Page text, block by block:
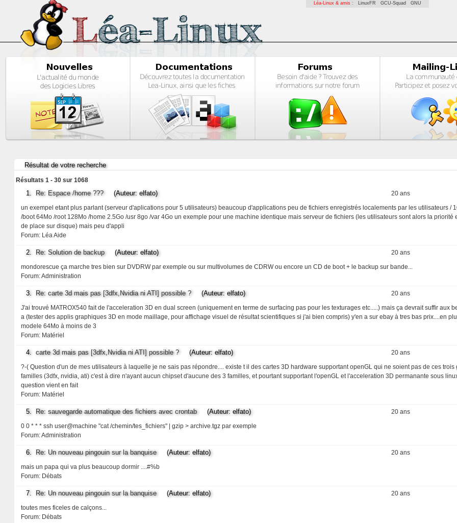
Léa-Linux & amis : LinuxFR GCU-Squad GNU
Résultat de votre recherche
Résultats 1 - 30 sur 1068
20 ans
1. Re: Espace /home ???(Auteur: elfato)
un exempel etant plus parlant (serveur d'aplications pour 5 utilisateurs) beaucoup d'applications peu de fichiers enregistrés localements par les utilisateurs /
/boot 64Mo /root 128Mo /home 2.5Go /usr 8go /var 4Go un exemple pour une machine identique mais serveur de fichiers (les utilisateurs sont alors la priorité
de place sur disque) mais peu d'appli
Forum: Léa Aide
20 ans
2. Re: Solution de backup(Auteur: elfato)
mondorescue ça marche tres bien sur DVDRW par exemple ou sur multivolumes de CDRW ou encore un CD de boot + le backup sur bande...
Forum:Administration
20 ans
3. Re: carte 3d mais pas [3dfx,Nvidia ni ATI] possible ?(Auteur: elfato)
J'ai trouvé MATROX540 fait de l'acceleration 3D en dual screen (uniquement en terme de surfacing pas pour les texturages etc.....) mais ça devrait suffir aux
a (tester des applis graphiques 3D en mode maillage, pour affichage visuel de résultat scientifiques si j'ai bien compris) y'en a sur ebay à tres bas prix....en
modele 64Mo à moins de 3
Forum: Matériel
20 ans
4. carte 3d mais pas [3dfx,Nvidia ni ATI] possible ?(Auteur: elfato)
?-( Question d'un de mes utilisateurs à laquelle je ne sais pas répondre.... existe t il des cartes 3D hardware supportant openGL qui ne soient pas de ces trois
familles (3dfx, nvidia, ati) c'est à dire n'ayant aucun chipset d'aucune des 3 familles, et pourtant supportant l'openGL et l'acceleration 3D permanante sous
question vient en fait
Forum: Matériel
20 ans
5. Re: sauvegarde automatique des fichiers avec crontab(Auteur: elfato)
0 0 * * * ssh user@machine "cat /chemin/tes_fichiers" | gzip > archive.tgz par exemple
Forum:Administration
20 ans
6. Re: Un nouveau pingouin sur la banquise(Auteur: elfato)
mais un papa qui va plus beaucoup dormir ....#%b
Forum: Débats
20 ans
7. Re: Un nouveau pingouin sur la banquise(Auteur: elfato)
toutes mes ficeles de calçons...
Forum: Débats